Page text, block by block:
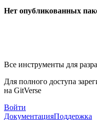
Нет опубликованных
Все инструменты для
Для полного доступа
на GitVerse
Войти
ДокументацияПоддержка